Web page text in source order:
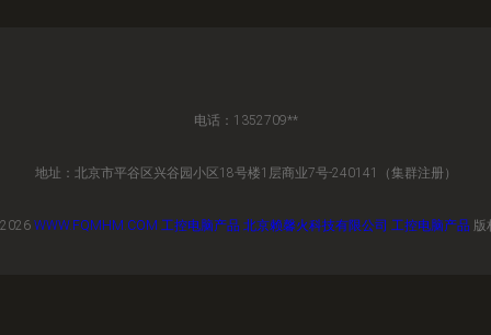
电话：1352709**
地址：北京市平谷区兴谷园小区18号楼1层商业7号-240141（集群注册）
WWW.FQMHM.COM 工控电脑产品 北京赖馨火科技有限公司 工控电脑产品 版